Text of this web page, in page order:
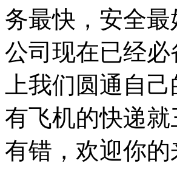
务最快，安全
公司现在已经
上我们圆通自
有飞机的快递
有错，欢迎你